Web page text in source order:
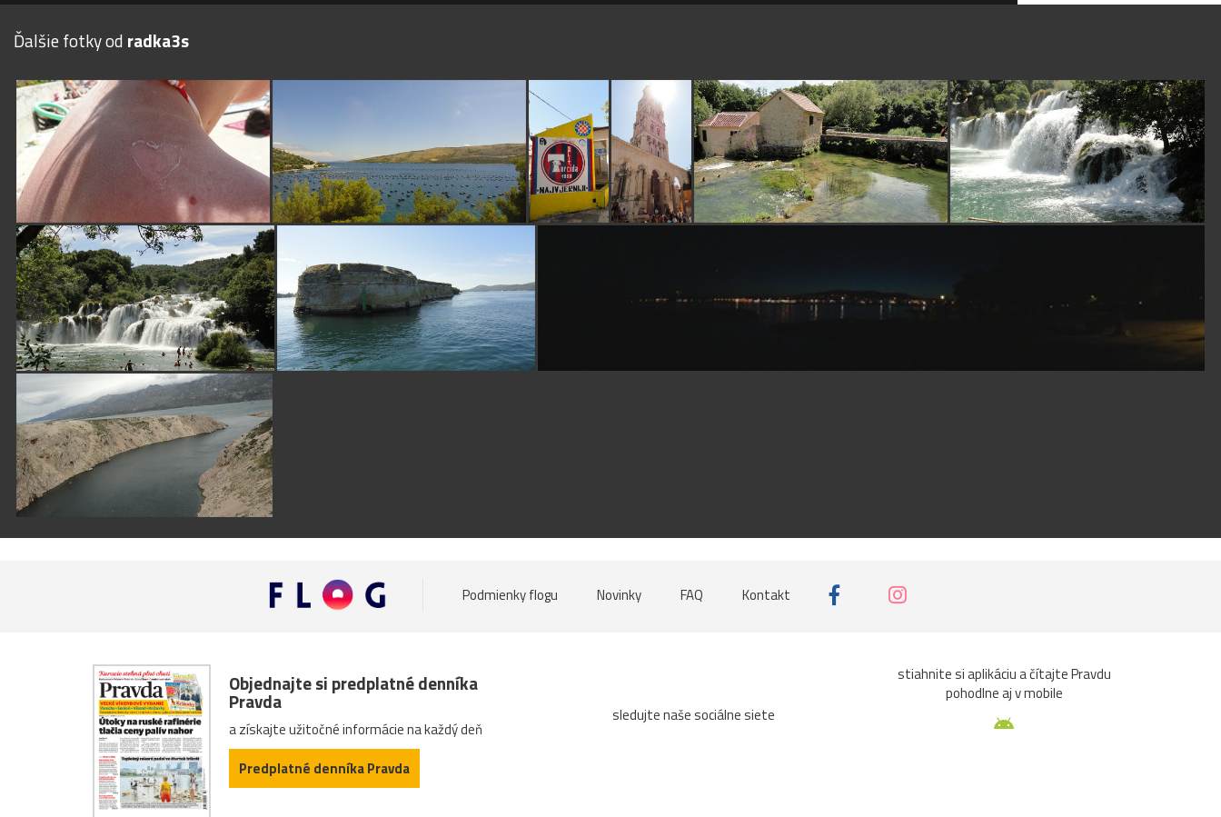
Ďalšie fotky od radka3s
Podmienky flogu Novinky FAQ Kontakt
Objednajte si predplatné denníka
Pravda
a získajte užitočné informácie na každý deň
Predplatné denníka Pravda
sledujte naše sociálne siete
stiahnite si aplikáciu a čítajte Pravdu
pohodlne aj v mobile